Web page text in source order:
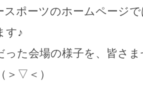
スポーツのホームページ
す♪
った会場の様子を、皆さ
＞▽＜）